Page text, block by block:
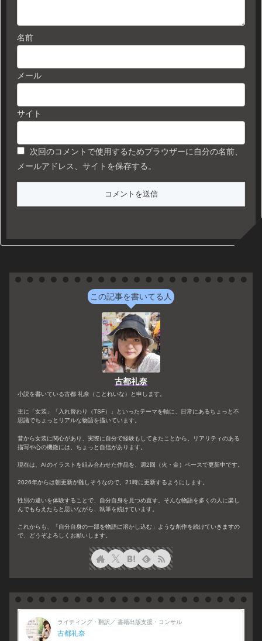
名前
メール
サイト
次回のコメントで使用するためブラウザーに自分の名前、
メールアドレス、サイトを保存する。
この記事を書いてる人
古都礼奈
小説を書いている古都 礼奈（ことれいな）と申します。
主に「女装」「入れ替わり（TSF）」といったテーマを軸に、日常にあるちょっと不
思議でちょっとリアルな物語を描いています。
昔から女装に関心があり、実際に自分で経験もしてきたことから、リアリティのある
描写や心の機微には、ちょっと自信があります。
現在は、AIのイラストを組み合わせた作品を、週2回（火・金）ペースで更新中です。
2026年からは朝更新が難しそうなので、21時に更新するようにします。
性別の違いを体験することで、自分自身を見つめ直す。そんな物語を多くの人に楽し
んでもらえたらと思いながら、執筆を続けています。
これからも、「自分自身の一部を物語に溶かし込む」ような創作を続けていきますの
で、どうぞよろしくお願いします。